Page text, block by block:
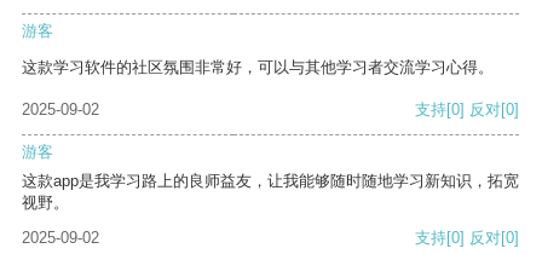
游客
这款学习软件的社区氛围非常好，可以与其他学习者交流学习心得。
2025-09-02 支持[0] 反对[0]
游客
这款app是我学习路上的良师益友，让我能够随时随地学习新知识，拓宽
视野。
2025-09-02
支持[0] 反对[0]